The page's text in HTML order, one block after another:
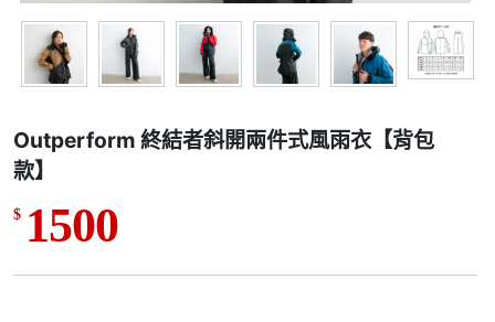
Outperform 終結者斜開兩件式風雨衣【背包
款】
$ 1500